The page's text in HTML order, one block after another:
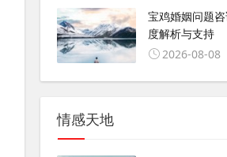
宝鸡婚姻问题
度解析与支持
2026-08-08
情感天地